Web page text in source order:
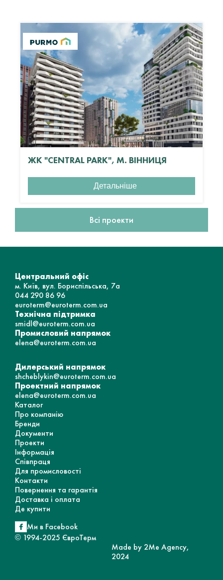
ЖК "CENTRAL PARK", М. ВІННИЦЯ
Детальніше
Всі проекти
Центральний офіс
м. Київ, вул. Бориспільська, 7а
044 290 86 96
euroterm@euroterm.com.ua
Технічна підтримка
smidl@euroterm.com.ua
Промисловий напрямок
elena@euroterm.com.ua
Дилерський напрямок
shcheblykin@euroterm.com.ua
Проектний напрямок
elena@euroterm.com.ua
Каталог
Про компанію
Бренди
Документи
Проекти
Інформація
Співпраця
Для промисловості
Контакти
Повернення та гарантія
Доставка і оплата
Де купити
Ми в Facebook
© 1994-2025 ЄвроТерм
Made by 2Me Agency,
2024